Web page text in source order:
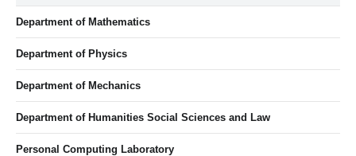
Department of Mathematics
Department of Physics
Department of Mechanics
Department of Humanities Social Sciences and Law
Personal Computing Laboratory